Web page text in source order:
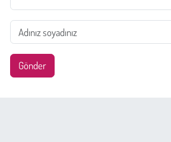
Gönder